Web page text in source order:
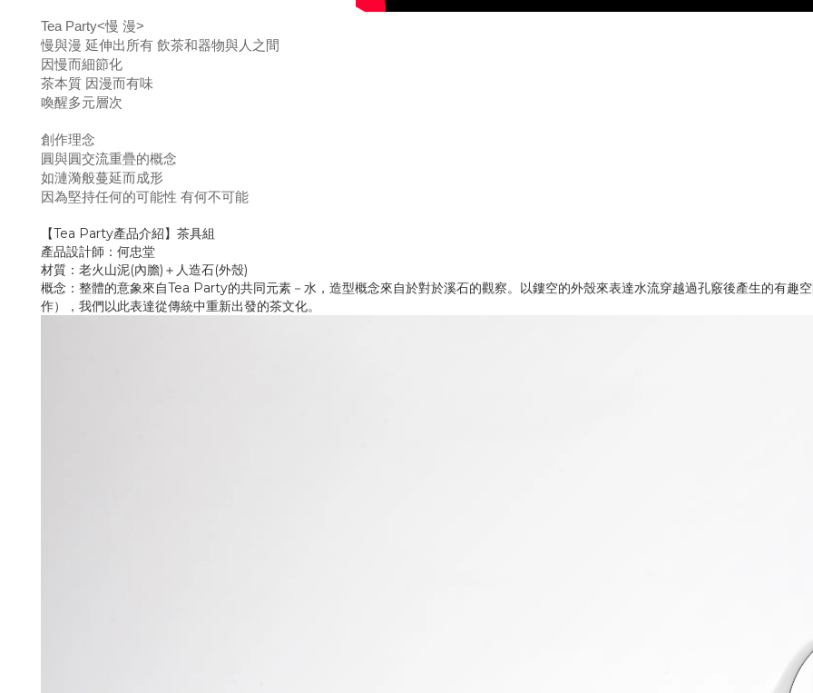
Tea Party<慢 漫>
慢與漫 延伸出所有 飲茶和器物與人之間
因慢而細節化
茶本質 因漫而有味
喚醒多元層次
創作理念
圓與圓交流重疊的概念
如漣漪般蔓延而成形
因為堅持任何的可能性 有何不可能
【Tea Party產品介紹】茶具組
產品設計師：何忠堂
材質：老火山泥(內膽)＋人造石(外殼)
概念：整體的意象來自Tea Party的共同元素－水，造型概念來自於對於溪石的觀察。以鏤空的外殼來表達水流穿越過孔竅後產生的有趣
作），我們以此表達從傳統中重新出發的茶文化。